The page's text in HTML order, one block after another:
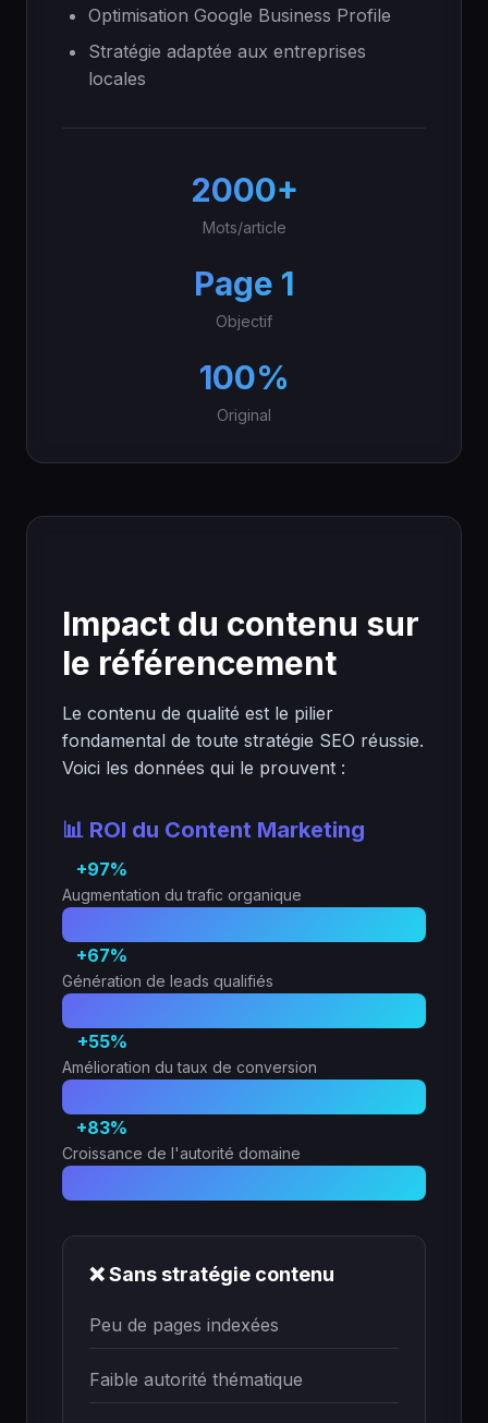
Optimisation Google Business Profile
Stratégie adaptée aux entreprises
locales
2000+
Mots/article
Page 1
Objectif
100%
Original
Impact du contenu sur
le référencement
Le contenu de qualité est le pilier
fondamental de toute stratégie SEO réussie.
Voici les données qui le prouvent :
📊 ROI du Content Marketing
Augmentation du trafic organique
+97%
Génération de leads qualifiés
+67%
Amélioration du taux de conversion
+55%
Croissance de l'autorité domaine
+83%
❌ Sans stratégie contenu
Peu de pages indexées
Faible autorité thématique